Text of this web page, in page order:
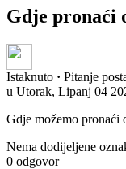
Gdje pronaći
Istaknuto · Pitanje
u Utorak, Lipanj 04
Gdje možemo pronaći
Nema dodijeljene
0 odgovor